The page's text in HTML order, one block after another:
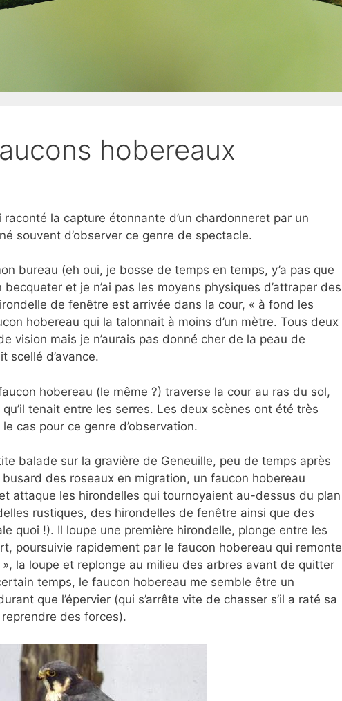
hobereaux
raconté la capture étonnante d’un chardonneret par un
souvent d’observer ce genre de spectacle.
bureau (eh oui, je bosse de temps en temps, y’a pas que
et je n’ai pas les moyens physiques d’attraper des
de fenêtre est arrivée dans la cour, « à fond les
hobereau qui la talonnait à moins d’un mètre. Tous deux
vision mais je n’aurais pas donné cher de la peau de
scellé d’avance.
hobereau (le même ?) traverse la cour au ras du sol,
tenait entre les serres. Les deux scènes ont été très
cas pour ce genre d’observation.
balade sur la gravière de Geneuille, peu de temps après
des roseaux en migration, un faucon hobereau
attaque les hirondelles qui tournoyaient au-dessus du plan
rustiques, des hirondelles de fenêtre ainsi que des
quoi !). Il loupe une première hirondelle, plonge entre les
poursuivie rapidement par le faucon hobereau qui remonte
la loupe et replonge au milieu des arbres avant de quitter
temps, le faucon hobereau me semble être un
que l’épervier (qui s’arrête vite de chasser s’il a raté sa
des forces).